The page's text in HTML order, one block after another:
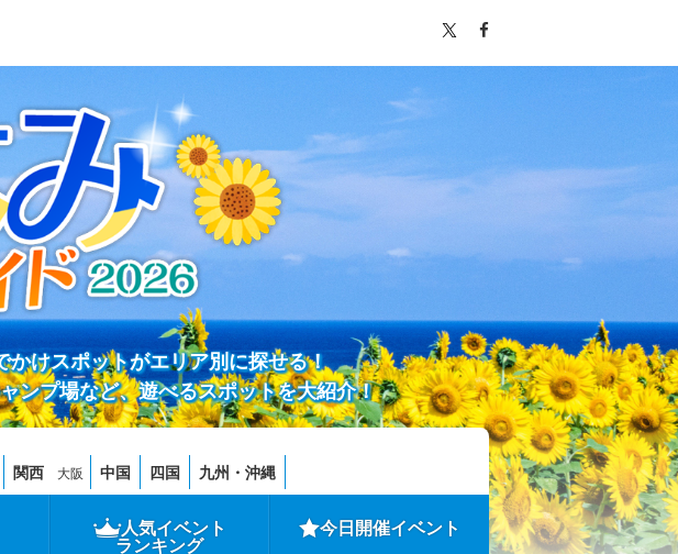
けスポットがエリア別に探せる！
ンプ場など、遊べるスポットを大紹介！
関西 大阪 中国 四国 九州・沖縄
人気イベント
ランキング
今日開催イベント